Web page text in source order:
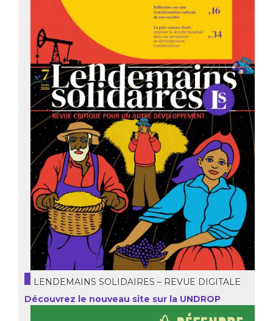
LENDEMAINS SOLIDAIRES – REVUE DIGITALE
Découvrez le nouveau site sur la UNDROP